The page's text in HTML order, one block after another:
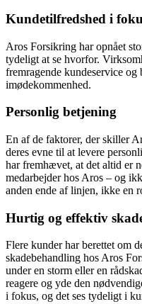
Kundetilfredshed i
Aros Forsikring har opnået
tydeligt at se hvorfor.
fremragende kundeservice og
imødekommenhed.
Personlig betjening
En af de faktorer, der skiller
deres evne til at levere
har fremhævet, at det altid er
medarbejder hos Aros – og
anden ende af linjen, ikke en
Hurtig og effektiv
Flere kunder har berettet om
skadebehandling hos Aros
under en storm eller en
reagere og yde den
i fokus, og det ses tydeligt i